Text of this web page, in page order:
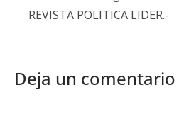
REVISTA POLITICA LIDER.-
Deja un comentario